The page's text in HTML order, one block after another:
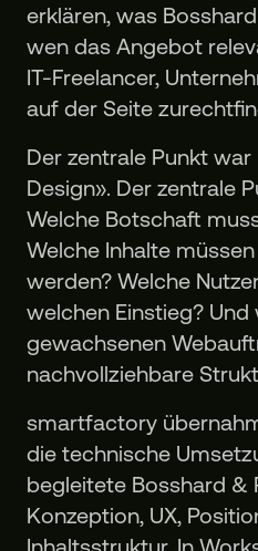
erklären, was
wen das Angebot
IT-Freelancer,
auf der Seite
Der zentrale Punkt
Design». Der zentrale
Welche Botschaft
Welche Inhalte
werden? Welche
welchen Einstieg?
gewachsenen
nachvollziehbare
smartfactory
die technische
begleitete Bosshard &
Konzeption, UX,